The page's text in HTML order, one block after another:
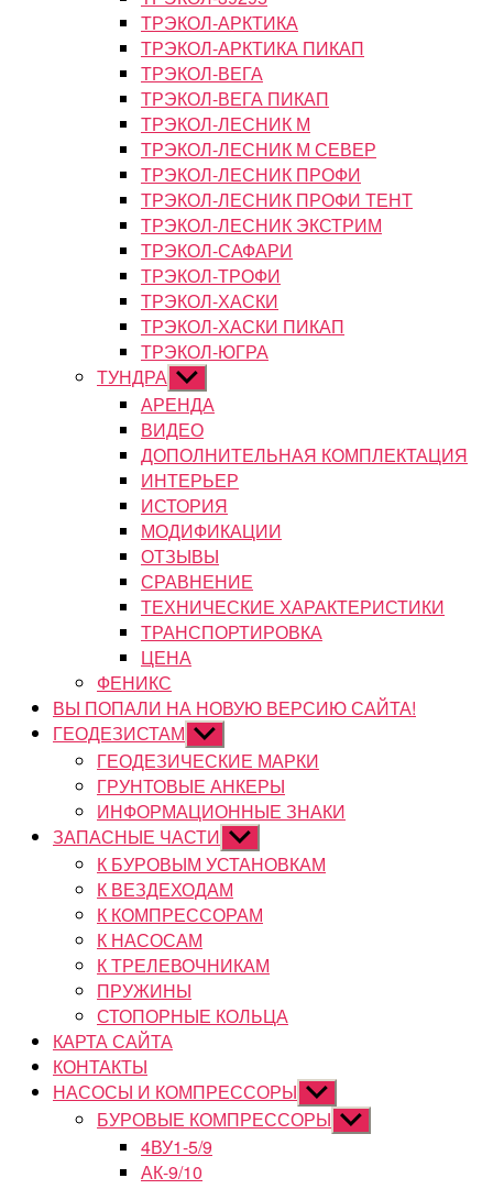
ТРЭКОЛ-АРКТИКА
ТРЭКОЛ-АРКТИКА ПИКАП
ТРЭКОЛ-ВЕГА
ТРЭКОЛ-ВЕГА ПИКАП
ТРЭКОЛ-ЛЕСНИК М
ТРЭКОЛ-ЛЕСНИК М СЕВЕР
ТРЭКОЛ-ЛЕСНИК ПРОФИ
ТРЭКОЛ-ЛЕСНИК ПРОФИ ТЕНТ
ТРЭКОЛ-ЛЕСНИК ЭКСТРИМ
ТРЭКОЛ-САФАРИ
ТРЭКОЛ-ТРОФИ
ТРЭКОЛ-ХАСКИ
ТРЭКОЛ-ХАСКИ ПИКАП
ТРЭКОЛ-ЮГРА
ТУНДРА Показывать
подменю
АРЕНДА
ВИДЕО
ДОПОЛНИТЕЛЬНАЯ КОМПЛЕКТАЦИЯ
ИНТЕРЬЕР
ИСТОРИЯ
МОДИФИКАЦИИ
ОТЗЫВЫ
СРАВНЕНИЕ
ТЕХНИЧЕСКИЕ ХАРАКТЕРИСТИКИ
ТРАНСПОРТИРОВКА
ЦЕНА
ФЕНИКС
ВЫ ПОПАЛИ НА НОВУЮ ВЕРСИЮ САЙТА!
ГЕОДЕЗИСТАМ Показывать
подменю
ГЕОДЕЗИЧЕСКИЕ МАРКИ
ГРУНТОВЫЕ АНКЕРЫ
ИНФОРМАЦИОННЫЕ ЗНАКИ
ЗАПАСНЫЕ ЧАСТИ Показывать
подменю
К БУРОВЫМ УСТАНОВКАМ
К ВЕЗДЕХОДАМ
К КОМПРЕССОРАМ
К НАСОСАМ
К ТРЕЛЕВОЧНИКАМ
ПРУЖИНЫ
СТОПОРНЫЕ КОЛЬЦА
КАРТА САЙТА
КОНТАКТЫ
НАСОСЫ И КОМПРЕССОРЫ Показывать
подменю
БУРОВЫЕ КОМПРЕССОРЫ Показывать
подменю
4ВУ1-5/9
АК-9/10